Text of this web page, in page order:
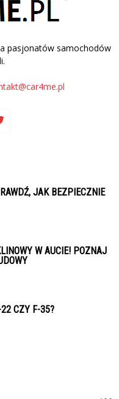
pasjonatów samochodów
JAK BEZPIECZNIE
W AUCIE! POZNAJ
CZY F-35?